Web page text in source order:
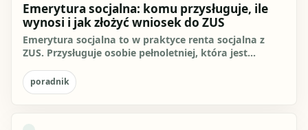
Emerytura socjalna: komu przysługuje, ile
wynosi i jak złożyć wniosek do ZUS
Emerytura socjalna to w praktyce renta socjalna z
ZUS. Przysługuje osobie pełnoletniej, która jest
poradnik